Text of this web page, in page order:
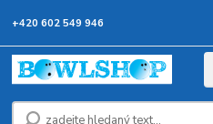
+420 602 549 946